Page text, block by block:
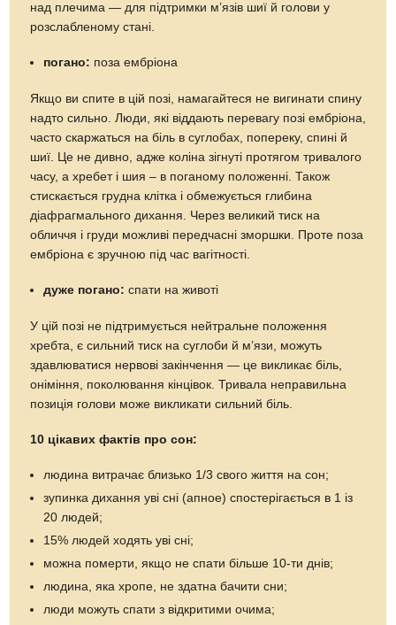
над плечима — для підтримки м’язів шиї й голови у
розслабленому стані.
погано: поза ембріона
Якщо ви спите в цій позі, намагайтеся не вигинати спину
надто сильно. Люди, які віддають перевагу позі ембріона,
часто скаржаться на біль в суглобах, попереку, спині й
шиї. Це не дивно, адже коліна зігнуті протягом тривалого
часу, а хребет і шия – в поганому положенні. Також
стискається грудна клітка і обмежується глибина
діафрагмального дихання. Через великий тиск на
обличчя і груди можливі передчасні зморшки. Проте поза
ембріона є зручною під час вагітності.
дуже погано: спати на животі
У цій позі не підтримується нейтральне положення
хребта, є сильний тиск на суглоби й м’язи, можуть
здавлюватися нервові закінчення — це викликає біль,
оніміння, поколювання кінцівок. Тривала неправильна
позиція голови може викликати сильний біль.
10 цікавих фактів про сон:
людина витрачає близько 1/3 свого життя на сон;
зупинка дихання уві сні (апное) спостерігається в 1 із
20 людей;
15% людей ходять уві сні;
можна померти, якщо не спати більше 10-ти днів;
людина, яка хропе, не здатна бачити сни;
люди можуть спати з відкритими очима;